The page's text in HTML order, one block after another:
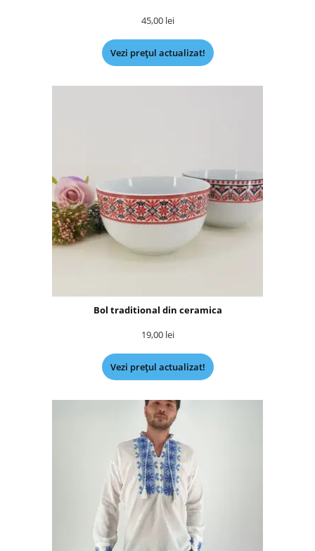
45,00 lei
Vezi prețul actualizat!
Bol traditional din ceramica
19,00 lei
Vezi prețul actualizat!